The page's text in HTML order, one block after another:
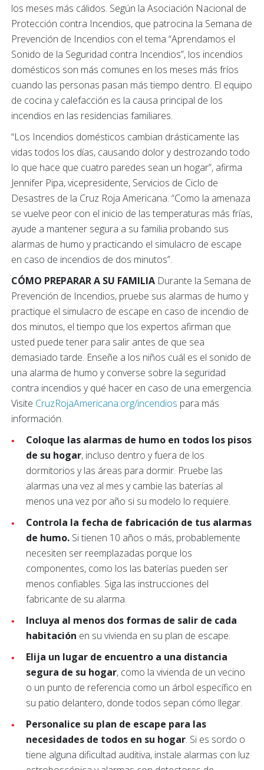
los meses más cálidos. Según la Asociación Nacional de
Protección contra Incendios, que patrocina la Semana de
Prevención de Incendios con el tema “Aprendamos el
Sonido de la Seguridad contra Incendios”, los incendios
domésticos son más comunes en los meses más fríos
cuando las personas pasan más tiempo dentro. El equipo
de cocina y calefacción es la causa principal de los
incendios en las residencias familiares.
“Los Incendios domésticos cambian drásticamente las
vidas todos los días, causando dolor y destrozando todo
lo que hace que cuatro paredes sean un hogar”, afirma
Jennifer Pipa, vicepresidente, Servicios de Ciclo de
Desastres de la Cruz Roja Americana. “Como la amenaza
se vuelve peor con el inicio de las temperaturas más frías,
ayude a mantener segura a su familia probando sus
alarmas de humo y practicando el simulacro de escape
en caso de incendios de dos minutos”.
CÓMO PREPARAR A SU FAMILIA Durante la Semana de
Prevención de Incendios, pruebe sus alarmas de humo y
practique el simulacro de escape en caso de incendio de
dos minutos, el tiempo que los expertos afirman que
usted puede tener para salir antes de que sea
demasiado tarde. Enseñe a los niños cuál es el sonido de
una alarma de humo y converse sobre la seguridad
contra incendios y qué hacer en caso de una emergencia.
Visite CruzRojaAmericana.org/incendios para más
información.
Coloque las alarmas de humo en todos los pisos
de su hogar, incluso dentro y fuera de los
dormitorios y las áreas para dormir. Pruebe las
alarmas una vez al mes y cambie las baterías al
menos una vez por año si su modelo lo requiere.
Controla la fecha de fabricación de tus alarmas
de humo. Si tienen 10 años o más, probablemente
necesiten ser reemplazadas porque los
componentes, como los las baterías pueden ser
menos confiables. Siga las instrucciones del
fabricante de su alarma.
Incluya al menos dos formas de salir de cada
habitación en su vivienda en su plan de escape.
Elija un lugar de encuentro a una distancia
segura de su hogar, como la vivienda de un vecino
o un punto de referencia como un árbol específico en
su patio delantero, donde todos sepan cómo llegar.
Personalice su plan de escape para las
necesidades de todos en su hogar. Si es sordo o
tiene alguna dificultad auditiva, instale alarmas con luz